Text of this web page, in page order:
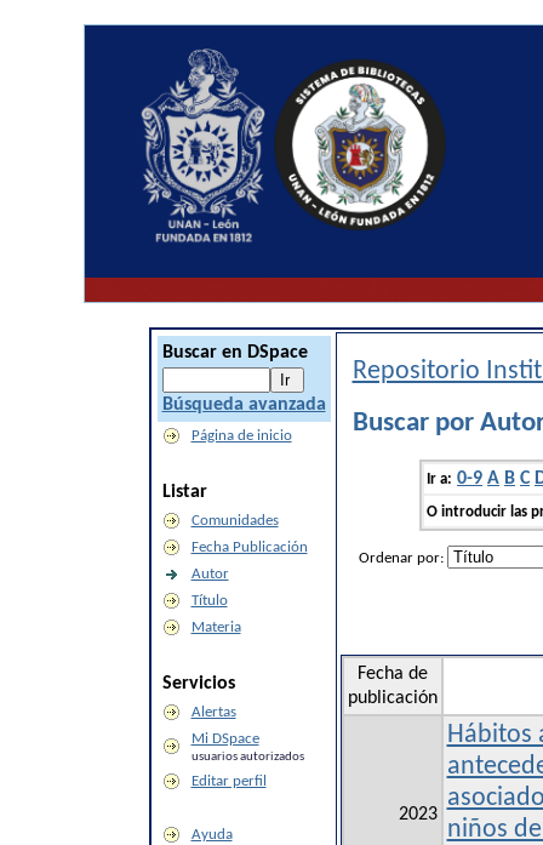
Buscar en DSpace
Búsqueda avanzada
Página de inicio
Listar
Comunidades
Fecha Publicación
Autor
Título
Materia
Servicios
Alertas
Mi DSpace
usuarios autorizados
Editar perfil
Ayuda
Repositorio
Buscar por
Ir a: 0-9 A B C
O introducir las
Ordenar por:
Fecha de
publicación
2023
Hábitos
niños